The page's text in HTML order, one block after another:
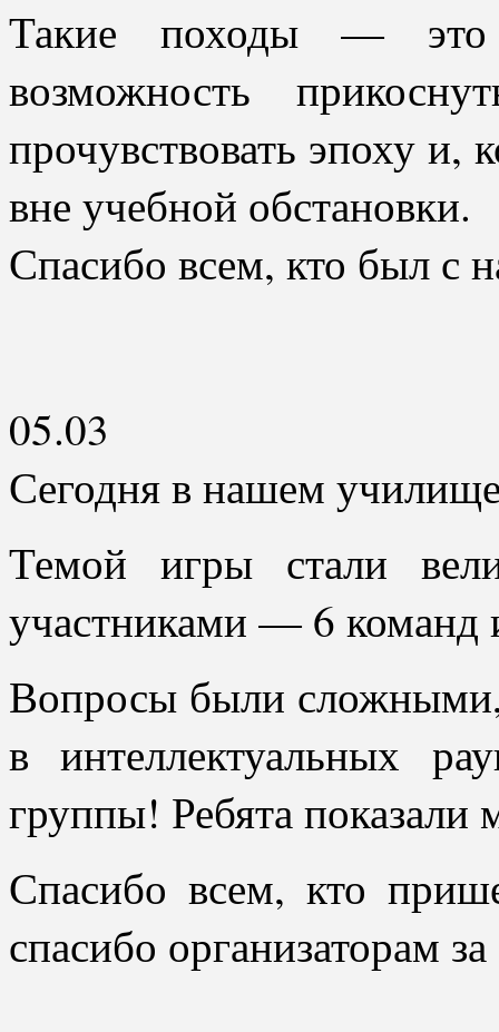
Такие походы — это
возможность
прочувствовать эпоху и,
вне учебной обстановки.
Спасибо всем, кто был с
05.03
Сегодня в нашем
Темой игры стали
участниками — 6 команд
Вопросы были
в интеллектуальных
группы! Ребята
Спасибо всем, кто
спасибо организаторам